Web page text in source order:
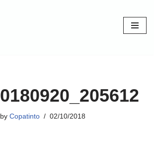
by Copatinto 02/10/2018